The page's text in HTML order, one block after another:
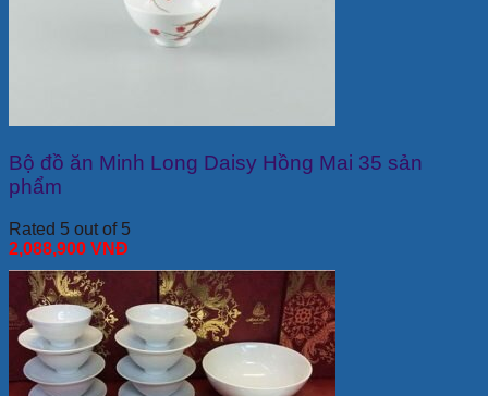
Bộ đồ ăn Minh Long Daisy Hồng Mai 35 sản
phẩm
Rated 5 out of 5
2,088,900 VNĐ